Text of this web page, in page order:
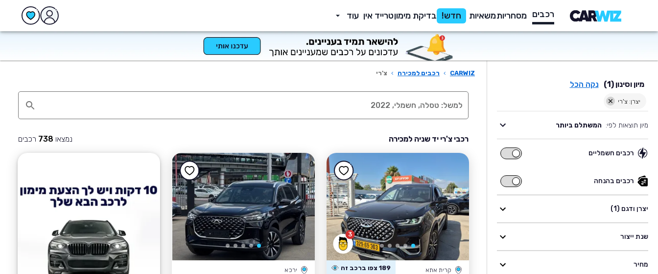
רכבים מסחריותמשאיות חדש! בדיקת מימוןטרייד אין עוד
מיון וסינון (1) נקה הכל
יצרן: צ'רי
מיון תוצאות לפי: המשתלם ביותר
רכבים חשמליים
רכבים
רכבים בהנחה
רכבים
בהנחה
יצרן ודגם (1)
שנת ייצור
מחיר
CARWIZ
› רכבים למכירה › צ'רי
רכבי צ'רי יד שניה למכירה נמצאו 738 רכבים
3
קרית אתא 189 צפו ברכב זה ירכא